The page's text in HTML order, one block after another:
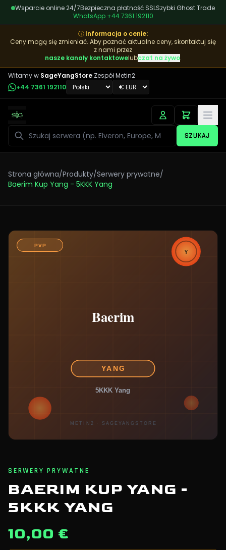
Wsparcie online 24/7Bezpieczna płatność SSLSzybki Ghost Trade
WhatsApp +44 7361 192110
ⓘInformacja o cenie:
Ceny mogą się zmieniać. Aby poznać aktualne ceny, skontaktuj się
z nami przez
nasze kanały kontaktowelubczat na żywo.
Witamy w SageYangStore Zespół Metin2
+44 7361 192110
Szukaj SZUKAJ
Strona główna/Produkty/Serwery prywatne/
Baerim Kup Yang - 5KKK Yang
SERWERY PRYWATNE
BAERIM KUP YANG -
5KKK YANG
10,00 €